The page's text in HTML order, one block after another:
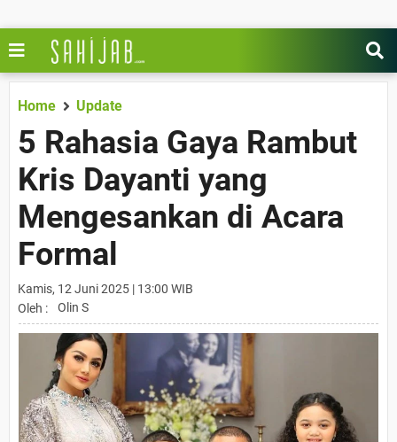
Home Update
5 Rahasia Gaya Rambut
Kris Dayanti yang
Mengesankan di Acara
Formal
Kamis, 12 Juni 2025 | 13:00 WIB
Oleh :
Olin S